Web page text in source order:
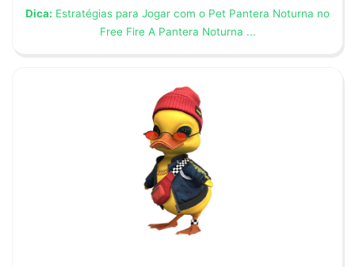
Dica: Estratégias para Jogar com o Pet Pantera Noturna no
Free Fire A Pantera Noturna ...